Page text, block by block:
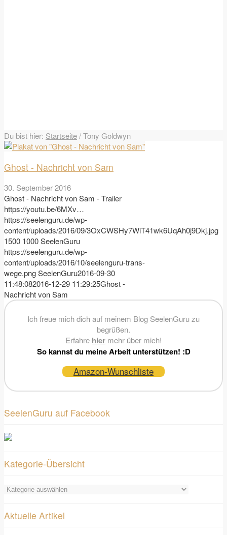
Du bist hier: Startseite/Tony Goldwyn
Ghost - Nachricht von Sam
30. September 2016
Ghost - Nachricht von Sam - Trailer
https://youtu.be/6MXv…
https://seelenguru.de/wp-
content/uploads/2016/09/3OxCWSHy7WiT41wk6UqAh0j9Dkj.jpg
1500 1000SeelenGuru
https://seelenguru.de/wp-
content/uploads/2016/10/seelenguru-trans-
wege.pngSeelenGuru2016-09-30
11:48:082016-12-29 11:29:25Ghost -
Nachricht von Sam
Ich freue mich dich auf meinem Blog SeelenGuru zu
begrüßen.
Erfahre hier mehr über mich!
So kannst du meine Arbeit unterstützen! :D
Amazon-Wunschliste
SeelenGuru auf Facebook
Kategorie-Übersicht
Kategorie-
Aktuelle Artikel